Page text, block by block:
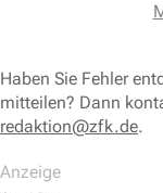
Haben Sie Fehler
mitteilen? Dann
redaktion@zfk.de.